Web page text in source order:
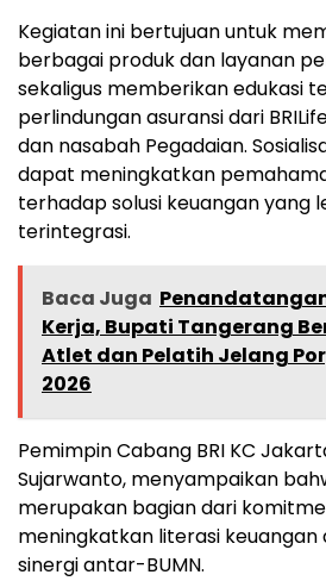
Kegiatan ini bertujuan untuk
berbagai produk dan layanan
sekaligus memberikan edukasi
perlindungan asuransi dari
dan nasabah Pegadaian.
dapat meningkatkan
terhadap solusi keuangan yang
terintegrasi.
Baca Juga
Kerja, Bupati Tangerang
Atlet dan Pelatih Jelang
2026
Pemimpin Cabang BRI KC
Sujarwanto, menyampaikan
merupakan bagian dari
meningkatkan literasi
sinergi antar-BUMN.